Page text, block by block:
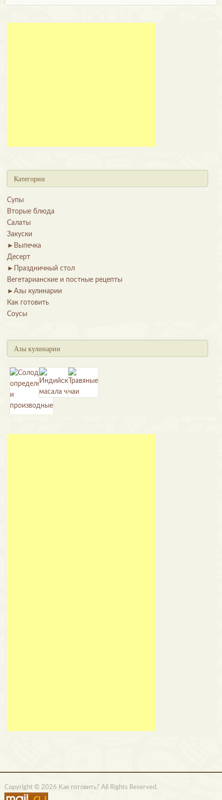
Категории
Супы
Вторые блюда
Салаты
Закуски
► Выпечка
Десерт
►
Праздничный стол
Вегетарианские и постные рецепты
► Азы кулинарии
Как готовить
Соусы
Азы кулинарии
Copyright © 2026 Как готовить? All Rights Reserved.